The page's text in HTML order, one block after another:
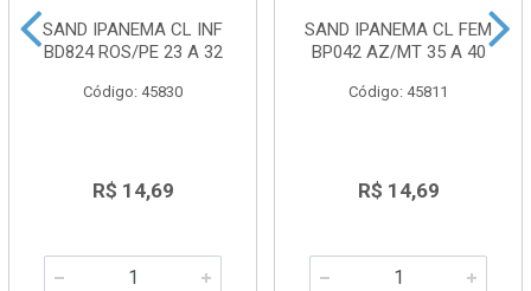
SAND IPANEMA CL INF
BD824 ROS/PE 23 A 32
Código: 45830
R$ 14,69
SAND IPANEMA CL FEM
BP042 AZ/MT 35 A 40
Código: 45811
R$ 14,69